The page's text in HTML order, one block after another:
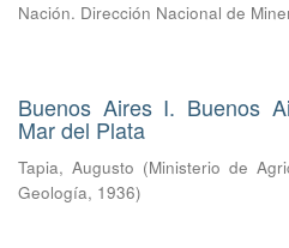
Nación. Dirección Nacional de
Buenos Aires I. Buenos
Mar del Plata
Tapia, Augusto (Ministerio de
Geología, 1936)